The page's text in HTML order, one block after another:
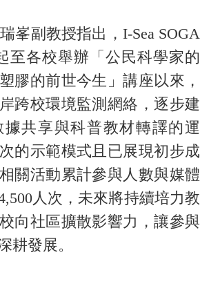
峯副教授指出，I-Sea SOGA
至各校舉辦「公民科學家的
膠的前世今生」講座以來，
跨校環境監測網絡，逐步建
共享與科普教材轉譯的運
的示範模式且已展現初步成
關活動累計參與人數與媒體
人次，未來將持續培力教
向社區擴散影響力，讓參與
耕發展。